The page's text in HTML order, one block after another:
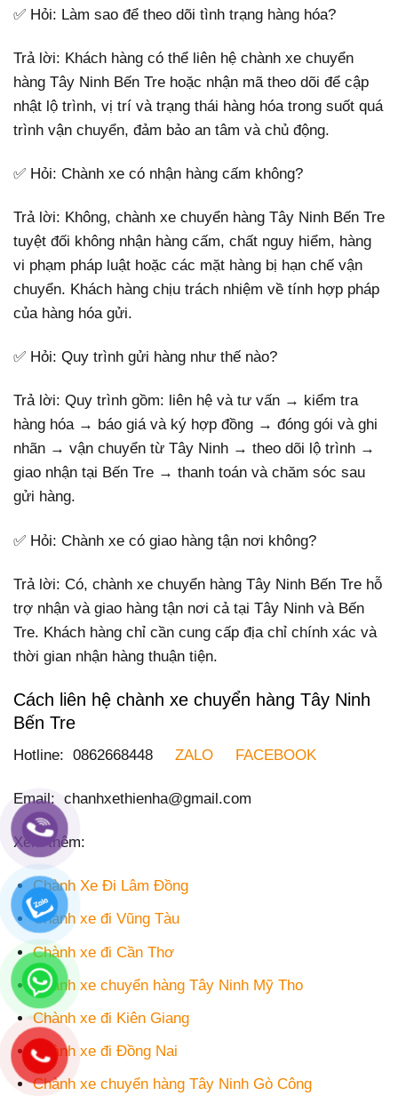
✅ Hỏi: Làm sao để theo dõi tình trạng hàng hóa?
Trả lời: Khách hàng có thể liên hệ chành xe chuyển
hàng Tây Ninh Bến Tre hoặc nhận mã theo dõi để cập
nhật lộ trình, vị trí và trạng thái hàng hóa trong suốt quá
trình vận chuyển, đảm bảo an tâm và chủ động.
✅ Hỏi: Chành xe có nhận hàng cấm không?
Trả lời: Không, chành xe chuyển hàng Tây Ninh Bến Tre
tuyệt đối không nhận hàng cấm, chất nguy hiểm, hàng
vi phạm pháp luật hoặc các mặt hàng bị hạn chế vận
chuyển. Khách hàng chịu trách nhiệm về tính hợp pháp
của hàng hóa gửi.
✅ Hỏi: Quy trình gửi hàng như thế nào?
Trả lời: Quy trình gồm: liên hệ và tư vấn → kiểm tra
hàng hóa → báo giá và ký hợp đồng → đóng gói và ghi
nhãn → vận chuyển từ Tây Ninh → theo dõi lộ trình →
giao nhận tại Bến Tre → thanh toán và chăm sóc sau
gửi hàng.
✅ Hỏi: Chành xe có giao hàng tận nơi không?
Trả lời: Có, chành xe chuyển hàng Tây Ninh Bến Tre hỗ
trợ nhận và giao hàng tận nơi cả tại Tây Ninh và Bến
Tre. Khách hàng chỉ cần cung cấp địa chỉ chính xác và
thời gian nhận hàng thuận tiện.
Cách liên hệ chành xe chuyển hàng Tây Ninh
Bến Tre
Hotline: 0862668448 ZALO FACEBOOK
Email: chanhxethienha@gmail.com
Xem thêm:
Chành Xe Đi Lâm Đồng
Chành xe đi Vũng Tàu
Chành xe đi Cần Thơ
Chành xe chuyển hàng Tây Ninh Mỹ Tho
Chành xe đi Kiên Giang
Chành xe đi Đồng Nai
Chành xe chuyển hàng Tây Ninh Gò Công